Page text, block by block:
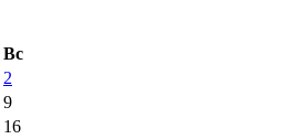
Вс
2
9
16